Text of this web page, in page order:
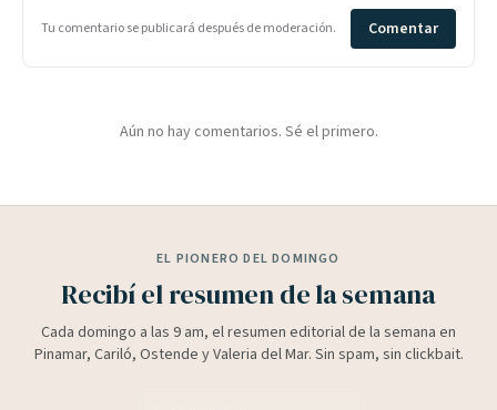
Tu comentario se publicará después de moderación. Comentar
Aún no hay comentarios. Sé el primero.
EL PIONERO DEL DOMINGO
Recibí el resumen de la semana
Cada domingo a las 9 am, el resumen editorial de la semana en
Pinamar, Cariló, Ostende y Valeria del Mar. Sin spam, sin clickbait.